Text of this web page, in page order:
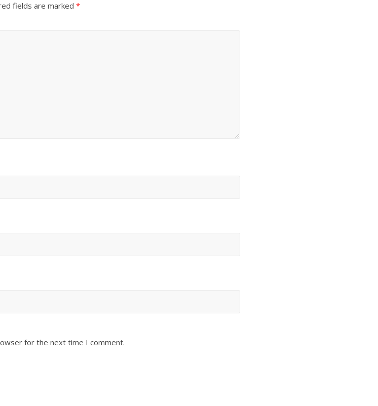
fields are marked *
for the next time I comment.